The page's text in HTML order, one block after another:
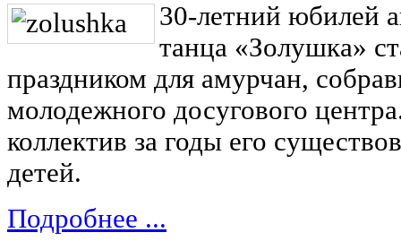
30-летний юбилей
танца «Золушка»
праздником для амурчан,
молодежного досугового
коллектив за годы его
детей.
Подробнее ...